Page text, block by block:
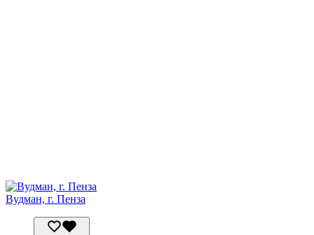
Вудман, г. Пенза